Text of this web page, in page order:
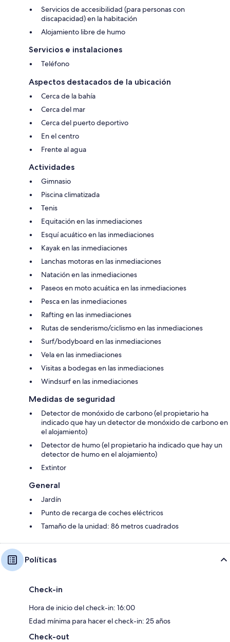
Servicios de accesibilidad (para personas con
discapacidad) en la habitación
Alojamiento libre de humo
Servicios e instalaciones
Teléfono
Aspectos destacados de la ubicación
Cerca de la bahía
Cerca del mar
Cerca del puerto deportivo
En el centro
Frente al agua
Actividades
Gimnasio
Piscina climatizada
Tenis
Equitación en las inmediaciones
Esquí acuático en las inmediaciones
Kayak en las inmediaciones
Lanchas motoras en las inmediaciones
Natación en las inmediaciones
Paseos en moto acuática en las inmediaciones
Pesca en las inmediaciones
Rafting en las inmediaciones
Rutas de senderismo/ciclismo en las inmediaciones
Surf/bodyboard en las inmediaciones
Vela en las inmediaciones
Visitas a bodegas en las inmediaciones
Windsurf en las inmediaciones
Medidas de seguridad
Detector de monóxido de carbono (el propietario ha
indicado que hay un detector de monóxido de carbono en
el alojamiento)
Detector de humo (el propietario ha indicado que hay un
detector de humo en el alojamiento)
Extintor
General
Jardín
Punto de recarga de coches eléctricos
Tamaño de la unidad: 86 metros cuadrados
Políticas
Check-in
Hora de inicio del check-in: 16:00
Edad mínima para hacer el check-in: 25 años
Check-out